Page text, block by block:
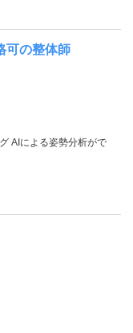
可の整体師
AIによる姿勢分析がで